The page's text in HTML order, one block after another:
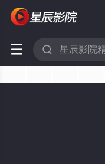
 